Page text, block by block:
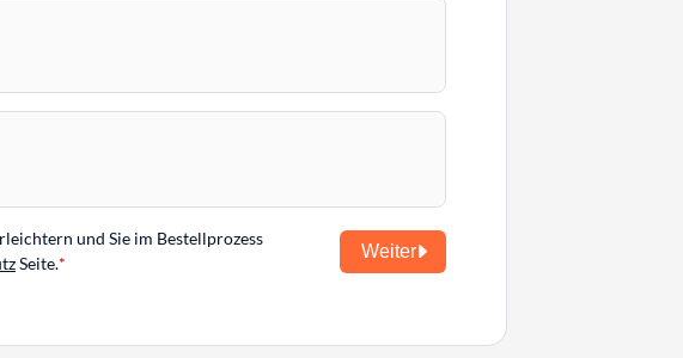
und Sie im Bestellprozess
Seite.
Weiter